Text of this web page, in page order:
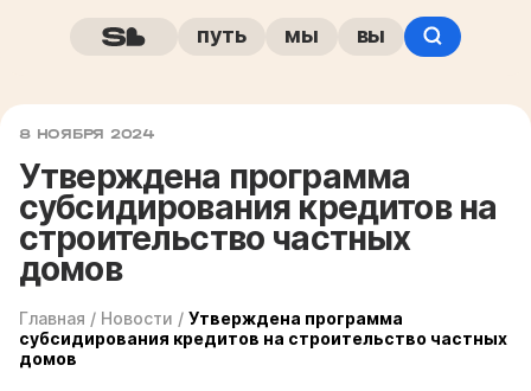
путь мы вы
8 НОЯБРЯ 2024
Утверждена программа
субсидирования кредитов на
строительство частных
домов
Главная / Новости / Утверждена программа
субсидирования кредитов на строительство частных
домов